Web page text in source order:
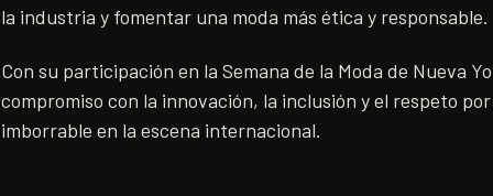
la industria y fomentar una moda más ética y responsable.
Con su participación en la Semana de la Moda de Nueva
compromiso con la innovación, la inclusión y el respeto
imborrable en la escena internacional.